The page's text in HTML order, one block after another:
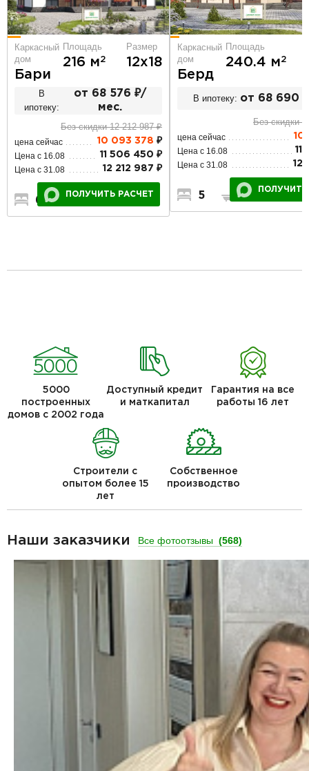
Каркасный
дом
Бари
Площадь
216 м2
Размер
12х18
В
ипотеку:
от 68 576 ₽/
мес.
Без скидки 12 212 987 ₽
цена сейчас 10 093 378 ₽
Цена с 16.08 11 506 450 ₽
Цена с 31.08 12 212 987 ₽
6
ПОЛУЧИТЬ РАСЧЕТ
Каркасный
дом
Берд
Площадь
240.4 м2
В ипотеку: от 68 690
Без скидки
цена сейчас 10
Цена с 16.08 11
Цена с 31.08 12
5 3
5000
построенных
домов с 2002 года
Доступный кредит
и маткапитал
Гарантия на все
работы 16 лет
Строители с
опытом более 15
лет
Собственное
производство
Наши заказчики Все фотоотзывы (568)